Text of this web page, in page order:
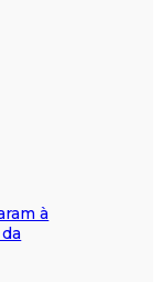
à